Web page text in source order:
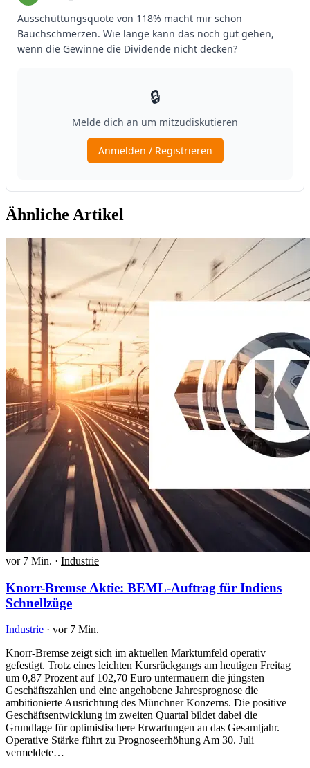
Ähnliche Artikel
vor 7 Min. · Industrie
Knorr-Bremse Aktie: BEML-Auftrag für Indiens
Schnellzüge
Industrie · vor 7 Min.
Knorr-Bremse zeigt sich im aktuellen Marktumfeld operativ
gefestigt. Trotz eines leichten Kursrückgangs am heutigen Freitag
um 0,87 Prozent auf 102,70 Euro untermauern die jüngsten
Geschäftszahlen und eine angehobene Jahresprognose die
ambitionierte Ausrichtung des Münchner Konzerns. Die positive
Geschäftsentwicklung im zweiten Quartal bildet dabei die
Grundlage für optimistischere Erwartungen an das Gesamtjahr.
Operative Stärke führt zu Prognoseerhöhung Am 30. Juli
vermeldete…